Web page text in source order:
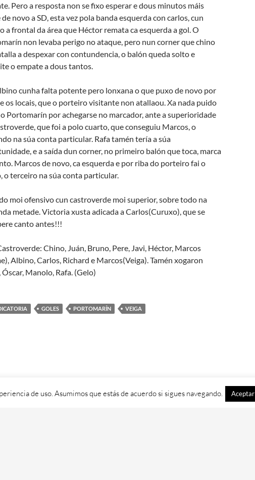
Pero a resposta non se fixo esperar e dous minutos máis
novo a SD, esta vez pola banda esquerda con carlos, cun
a frontal da área que Héctor remata ca esquerda a gol. O
non levaba perigo no ataque, pero nun corner que chino
a despexar con contundencia, o balón queda solto e
o empate a dous tantos.
cunha falta potente pero lonxana o que puxo de novo por
os locais, que o porteiro visitante non atallaou. Xa nada puido
Portomarín por achegarse no marcador, ante a superioridade
que foi a polo cuarto, que conseguiu Marcos, o
na súa conta particular. Rafa tamén tería a súa
e a saída dun corner, no primeiro balón que toca, marca
Marcos de novo, ca esquerda e por riba do porteiro fai o
o terceiro na súa conta particular.
moi ofensivo cun castroverde moi superior, sobre todo na
metade. Victoria xusta adicada a Carlos(Curuxo), que se
canto antes!!!
Chino, Juán, Bruno, Pere, Javi, Héctor, Marcos
Albino, Carlos, Richard e Marcos(Veiga). Tamén xogaron
Óscar, Manolo, Rafa. (Gelo)
GOLES PORTOMARÍN VEIGA
de uso. Asumimos que estás de acuerdo si sigues navegando. Aceptar